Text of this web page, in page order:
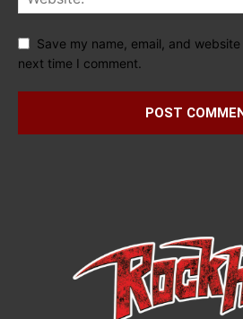
Save my name, email, and
next time I comment.